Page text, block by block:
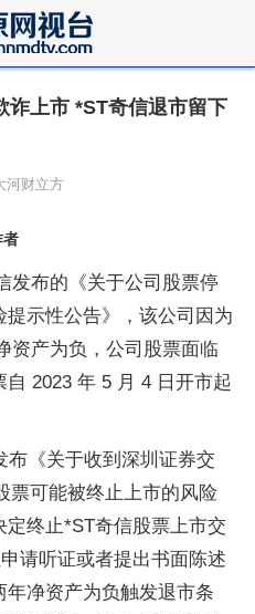
诈上市 *ST奇信退市留下
河财立方
者
发布的《关于公司股票停
示性公告》，该公司因为
资产为负，公司股票面临
2023 年 5 月 4 日开市起
布《关于收到深圳证券交
票可能被终止上市的风险
终止*ST奇信股票上市交
请听证或者提出书面陈述
净资产为负触发退市条